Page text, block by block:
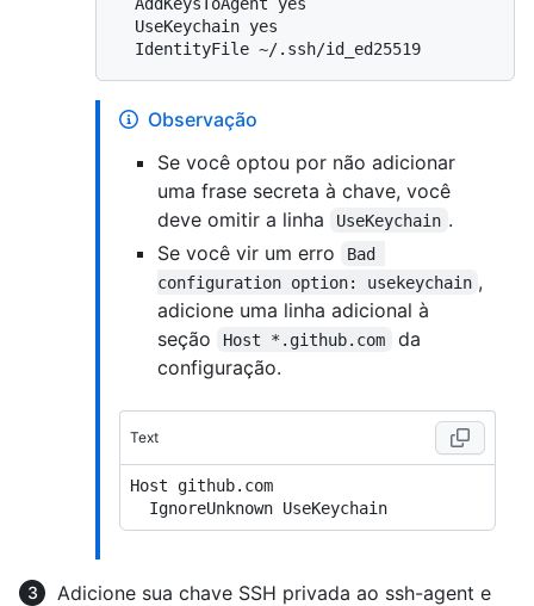
Observação
Se você optou por não adicionar
uma frase secreta à chave, você
deve omitir a linha
UseKeychain .
Se você vir um erro
Bad
configuration option: usekeychain ,
adicione uma linha adicional à
seção
Host *.github.com
da
configuração.
Text
Host github.com
Adicione sua chave SSH privada ao ssh-agent e